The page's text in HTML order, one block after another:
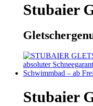
Stubaier
Stubaier